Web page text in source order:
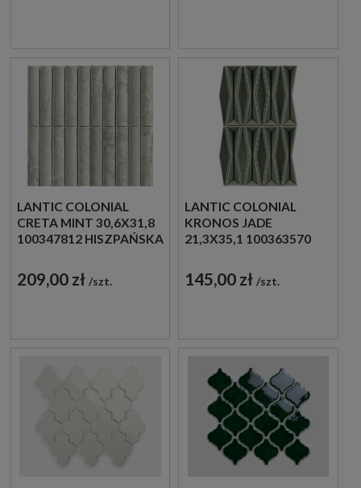
LANTIC COLONIAL
CRETA MINT 30,6X31,8
100347812 HISZPAŃSKA
DEKORACYJNA
IMITUJĄCA KAMIEŃ W
209,00 zł szt.
LANTIC COLONIAL
KRONOS JADE
21,3X35,1 100363570
DEKORACYJNA
MOZAIKA SZKLANA W
145,00 zł szt.